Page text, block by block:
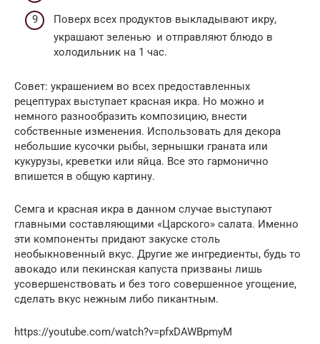
Поверх всех продуктов выкладывают икру,
украшают зеленью и отправляют блюдо в
холодильник на 1 час.
Совет: украшением во всех предоставленных
рецептурах выступает красная икра. Но можно и
немного разнообразить композицию, внести
собственные изменения. Использовать для декора
небольшие кусочки рыбы, зернышки граната или
кукурузы, креветки или яйца. Все это гармонично
впишется в общую картину.
Семга и красная икра в данном случае выступают
главными составляющими «Царского» салата. Именно
эти компоненты придают закуске столь
необыкновенный вкус. Другие же ингредиенты, будь то
авокадо или пекинская капуста призваны лишь
усовершенствовать и без того совершенное угощение,
сделать вкус нежным либо пикантным.
https://youtube.com/watch?v=pfxDAWBpmyM